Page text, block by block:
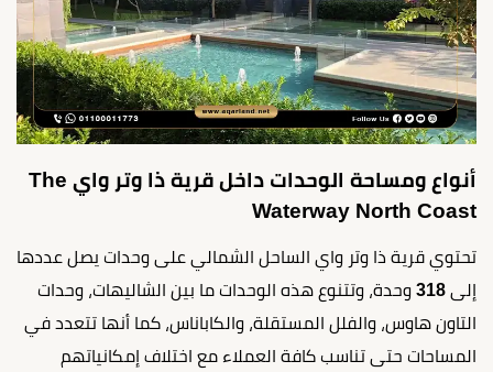
أنواع ومساحة الوحدات داخل قرية ذا وتر واي The
Waterway North Coast
تحتوي قرية ذا وتر واي الساحل الشمالي على وحدات يصل عددها
إلى
وحدة، وتتنوع هذه الوحدات ما بين الشاليهات، وحدات
التاون هاوس، والفلل المستقلة، والكاباناس، كما أنها تتعدد في
المساحات حتى تناسب كافة العملاء مع اختلاف إمكانياتهم